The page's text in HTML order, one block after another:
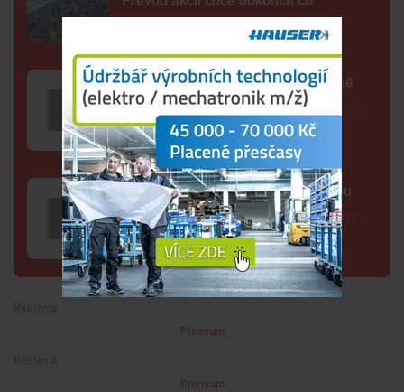
Další rána pro Dynamo. Klub zřejmě
zruší béčko, pro dva týmy nemá hráče
Lidé opět spatřili černou kočkovitou
šelmu, tentokrát na Českobudějovicku
Premium
Premium